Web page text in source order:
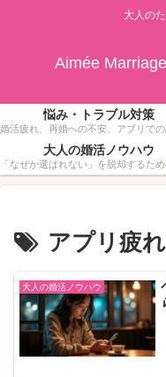
大人の
Aimée
悩み・トラブル対策
大人の婚活ノウハウ
アプリ疲れ
大人の婚活ノウハウ